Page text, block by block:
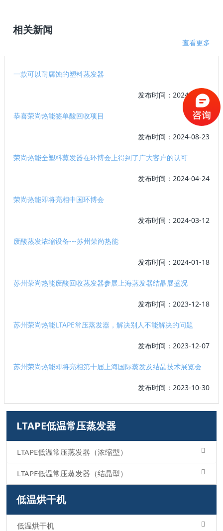
相关新闻
查看更多
一款可以耐腐蚀的塑料蒸发器
发布时间：2024-11-04
恭喜荣尚热能签单酸回收项目
发布时间：2024-08-23
荣尚热能全塑料蒸发器在环博会上得到了广大客户的认可
发布时间：2024-04-24
荣尚热能即将亮相中国环博会
发布时间：2024-03-12
废酸蒸发浓缩设备---苏州荣尚热能
发布时间：2024-01-18
苏州荣尚热能废酸回收蒸发器参展上海蒸发器结晶展盛况
发布时间：2023-12-18
苏州荣尚热能LTAPE常压蒸发器，解决别人不能解决的问题
发布时间：2023-12-07
苏州荣尚热能即将亮相第十届上海国际蒸发及结晶技术展览会
发布时间：2023-10-30
LTAPE低温常压蒸发器
LTAPE低温常压蒸发器（浓缩型）
LTAPE低温常压蒸发器（结晶型）
低温烘干机
低温烘干机